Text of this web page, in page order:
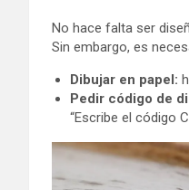
No hace falta ser
Sin embargo, es
Dibujar en papel:
Pedir código de
“Escribe el código